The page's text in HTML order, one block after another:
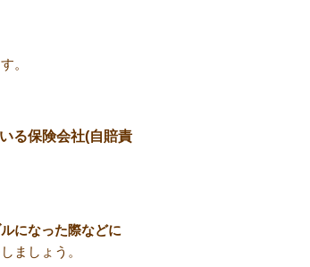
。
る保険会社(自賠責
になった際などに
ましょう。